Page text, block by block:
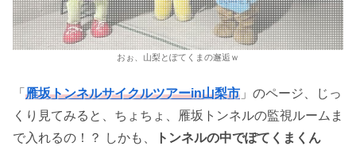
おぉ、山梨とぽてくまの邂逅ｗ
「 雁坂トンネルサイクルツアーin山梨市 」のページ、じっ
くり見てみると、ちょちょ、雁坂トンネルの監視ルームま
で入れるの！？ しかも、
トンネルの中でぽてくまくん